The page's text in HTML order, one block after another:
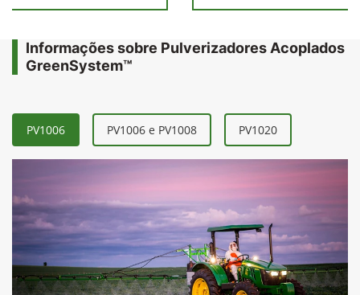
Informações sobre Pulverizadores Acoplados
GreenSystem™
PV1006 PV1006 e PV1008 PV1020